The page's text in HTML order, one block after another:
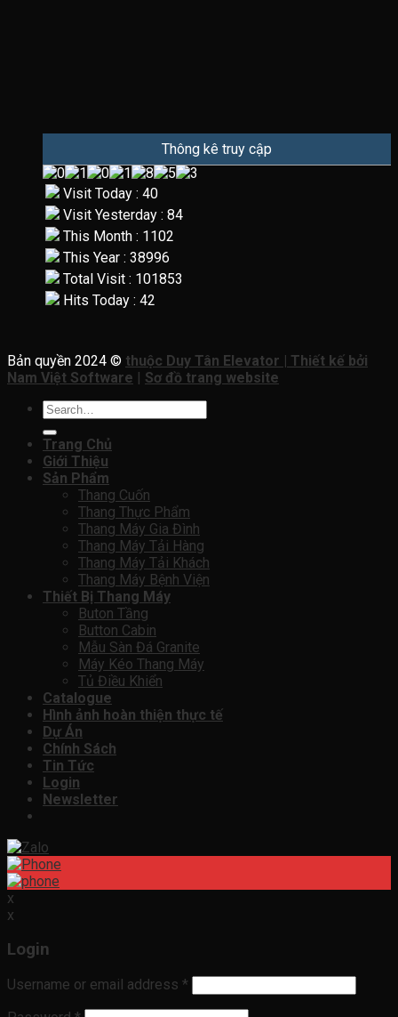
Thông kê truy cập
Visit Today : 40
Visit Yesterday : 84
This Month : 1102
This Year : 38996
Total Visit : 101853
Hits Today : 42
Bản quyền 2024 © thuộc Duy Tân Elevator | Thiết kế bởi
Nam Việt Software | Sơ đồ trang website
Search
for:
Trang Chủ
Giới Thiệu
Sản Phẩm
Thang Cuốn
Thang Thực Phẩm
Thang Máy Gia Đình
Thang Máy Tải Hàng
Thang Máy Tải Khách
Thang Máy Bệnh Viện
Thiết Bị Thang Máy
Buton Tầng
Button Cabin
Mẫu Sàn Đá Granite
Máy Kéo Thang Máy
Tủ Điều Khiển
Catalogue
Hình ảnh hoàn thiện thực tế
Dự Án
Chính Sách
Tin Tức
Login
Newsletter
x
x
Login
Username or email address *